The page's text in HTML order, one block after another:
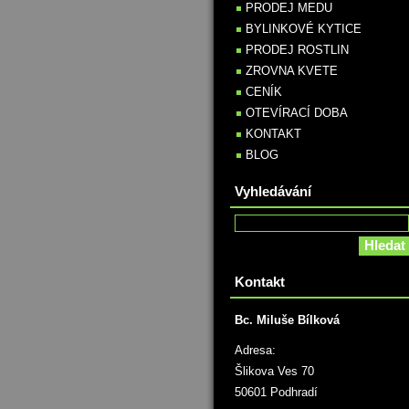
PRODEJ MEDU
BYLINKOVÉ KYTICE
PRODEJ ROSTLIN
ZROVNA KVETE
CENÍK
OTEVÍRACÍ DOBA
KONTAKT
BLOG
Vyhledávání
Kontakt
Bc. Miluše Bílková
Adresa:
Šlikova Ves 70
50601 Podhradí